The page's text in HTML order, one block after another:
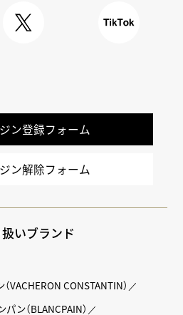
ン登録フォーム
ン解除フォーム
いブランド
VACHERON CONSTANTIN）
パン（BLANCPAIN）